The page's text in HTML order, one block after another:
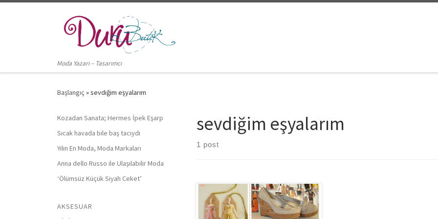
Moda Yazarı – Tasarımcı
Başlangıç »sevdiğim eşyalarım
sevdiğim eşyalarım
1 post
Kozadan Sanata; Hermes İpek Eşarp
Sıcak havada bile baş tacıydı
Yılın En Moda, Moda Markaları
Anna dello Russo ile Ulaşılabilir Moda
‘Ölümsüz Küçük Siyah Ceket’
AKSESUAR